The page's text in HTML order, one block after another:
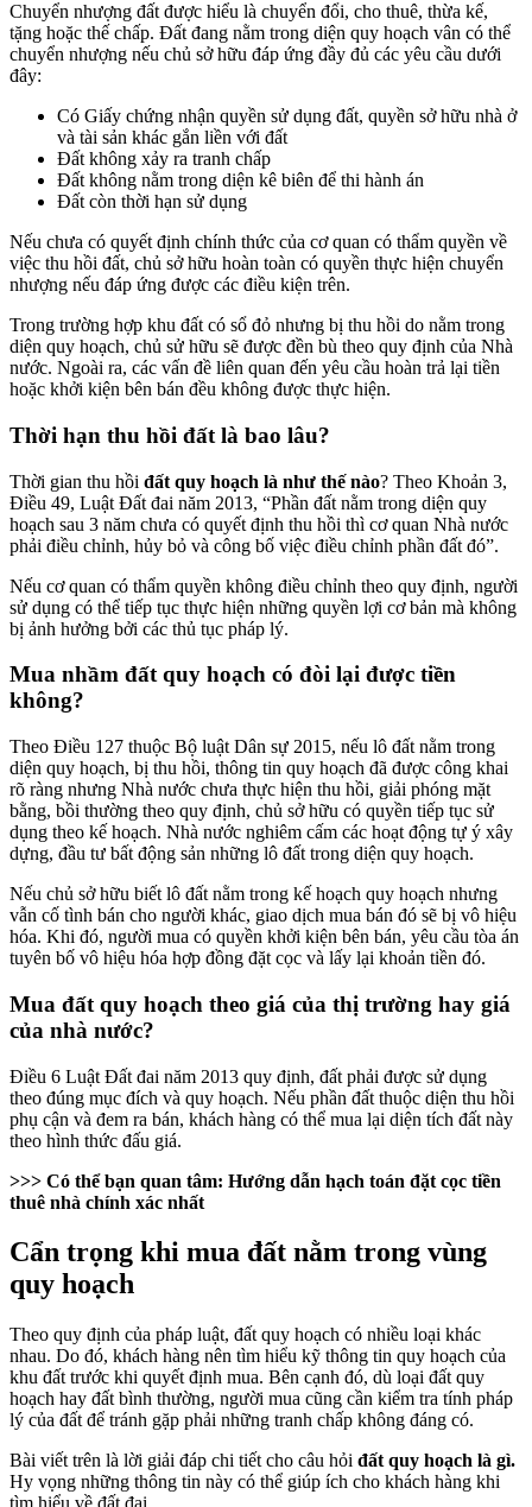
Chuyển nhượng đất được hiểu là chuyển đổi, cho thuê, thừa kế,
tặng hoặc thế chấp. Đất đang nằm trong diện quy hoạch vân có thể
chuyển nhượng nếu chủ sở hữu đáp ứng đầy đủ các yêu cầu dưới
đây:
Có Giấy chứng nhận quyền sử dụng đất, quyền sở hữu nhà ở
và tài sản khác gắn liền với đất
Đất không xảy ra tranh chấp
Đất không nằm trong diện kê biên để thi hành án
Đất còn thời hạn sử dụng
Nếu chưa có quyết định chính thức của cơ quan có thẩm quyền về
việc thu hồi đất, chủ sở hữu hoàn toàn có quyền thực hiện chuyển
nhượng nếu đáp ứng được các điều kiện trên.
Trong trường hợp khu đất có sổ đỏ nhưng bị thu hồi do nằm trong
diện quy hoạch, chủ sử hữu sẽ được đền bù theo quy định của Nhà
nước. Ngoài ra, các vấn đề liên quan đến yêu cầu hoàn trả lại tiền
hoặc khởi kiện bên bán đều không được thực hiện.
Thời hạn thu hồi đất là bao lâu?
Thời gian thu hồi đất quy hoạch là như thế nào? Theo Khoản 3,
Điều 49, Luật Đất đai năm 2013, “Phần đất nằm trong diện quy
hoạch sau 3 năm chưa có quyết định thu hồi thì cơ quan Nhà nước
phải điều chỉnh, hủy bỏ và công bố việc điều chỉnh phần đất đó”.
Nếu cơ quan có thẩm quyền không điều chỉnh theo quy định, người
sử dụng có thể tiếp tục thực hiện những quyền lợi cơ bản mà không
bị ảnh hưởng bởi các thủ tục pháp lý.
Mua nhầm đất quy hoạch có đòi lại được tiền
không?
Theo Điều 127 thuộc Bộ luật Dân sự 2015, nếu lô đất nằm trong
diện quy hoạch, bị thu hồi, thông tin quy hoạch đã được công khai
rõ ràng nhưng Nhà nước chưa thực hiện thu hồi, giải phóng mặt
bằng, bồi thường theo quy định, chủ sở hữu có quyền tiếp tục sử
dụng theo kế hoạch. Nhà nước nghiêm cấm các hoạt động tự ý xây
dựng, đầu tư bất động sản những lô đất trong diện quy hoạch.
Nếu chủ sở hữu biết lô đất nằm trong kế hoạch quy hoạch nhưng
vẫn cố tình bán cho người khác, giao dịch mua bán đó sẽ bị vô hiệu
hóa. Khi đó, người mua có quyền khởi kiện bên bán, yêu cầu tòa án
tuyên bố vô hiệu hóa hợp đồng đặt cọc và lấy lại khoản tiền đó.
Mua đất quy hoạch theo giá của thị trường hay giá
của nhà nước?
Điều 6 Luật Đất đai năm 2013 quy định, đất phải được sử dụng
theo đúng mục đích và quy hoạch. Nếu phần đất thuộc diện thu hồi
phụ cận và đem ra bán, khách hàng có thể mua lại diện tích đất này
theo hình thức đấu giá.
>>> Có thể bạn quan tâm: Hướng dẫn hạch toán đặt cọc tiền
thuê nhà chính xác nhất
Cẩn trọng khi mua đất nằm trong vùng
quy hoạch
Theo quy định của pháp luật, đất quy hoạch có nhiều loại khác
nhau. Do đó, khách hàng nên tìm hiểu kỹ thông tin quy hoạch của
khu đất trước khi quyết định mua. Bên cạnh đó, dù loại đất quy
hoạch hay đất bình thường, người mua cũng cần kiểm tra tính pháp
lý của đất để tránh gặp phải những tranh chấp không đáng có.
Bài viết trên là lời giải đáp chi tiết cho câu hỏi đất quy hoạch là gì.
Hy vọng những thông tin này có thể giúp ích cho khách hàng khi